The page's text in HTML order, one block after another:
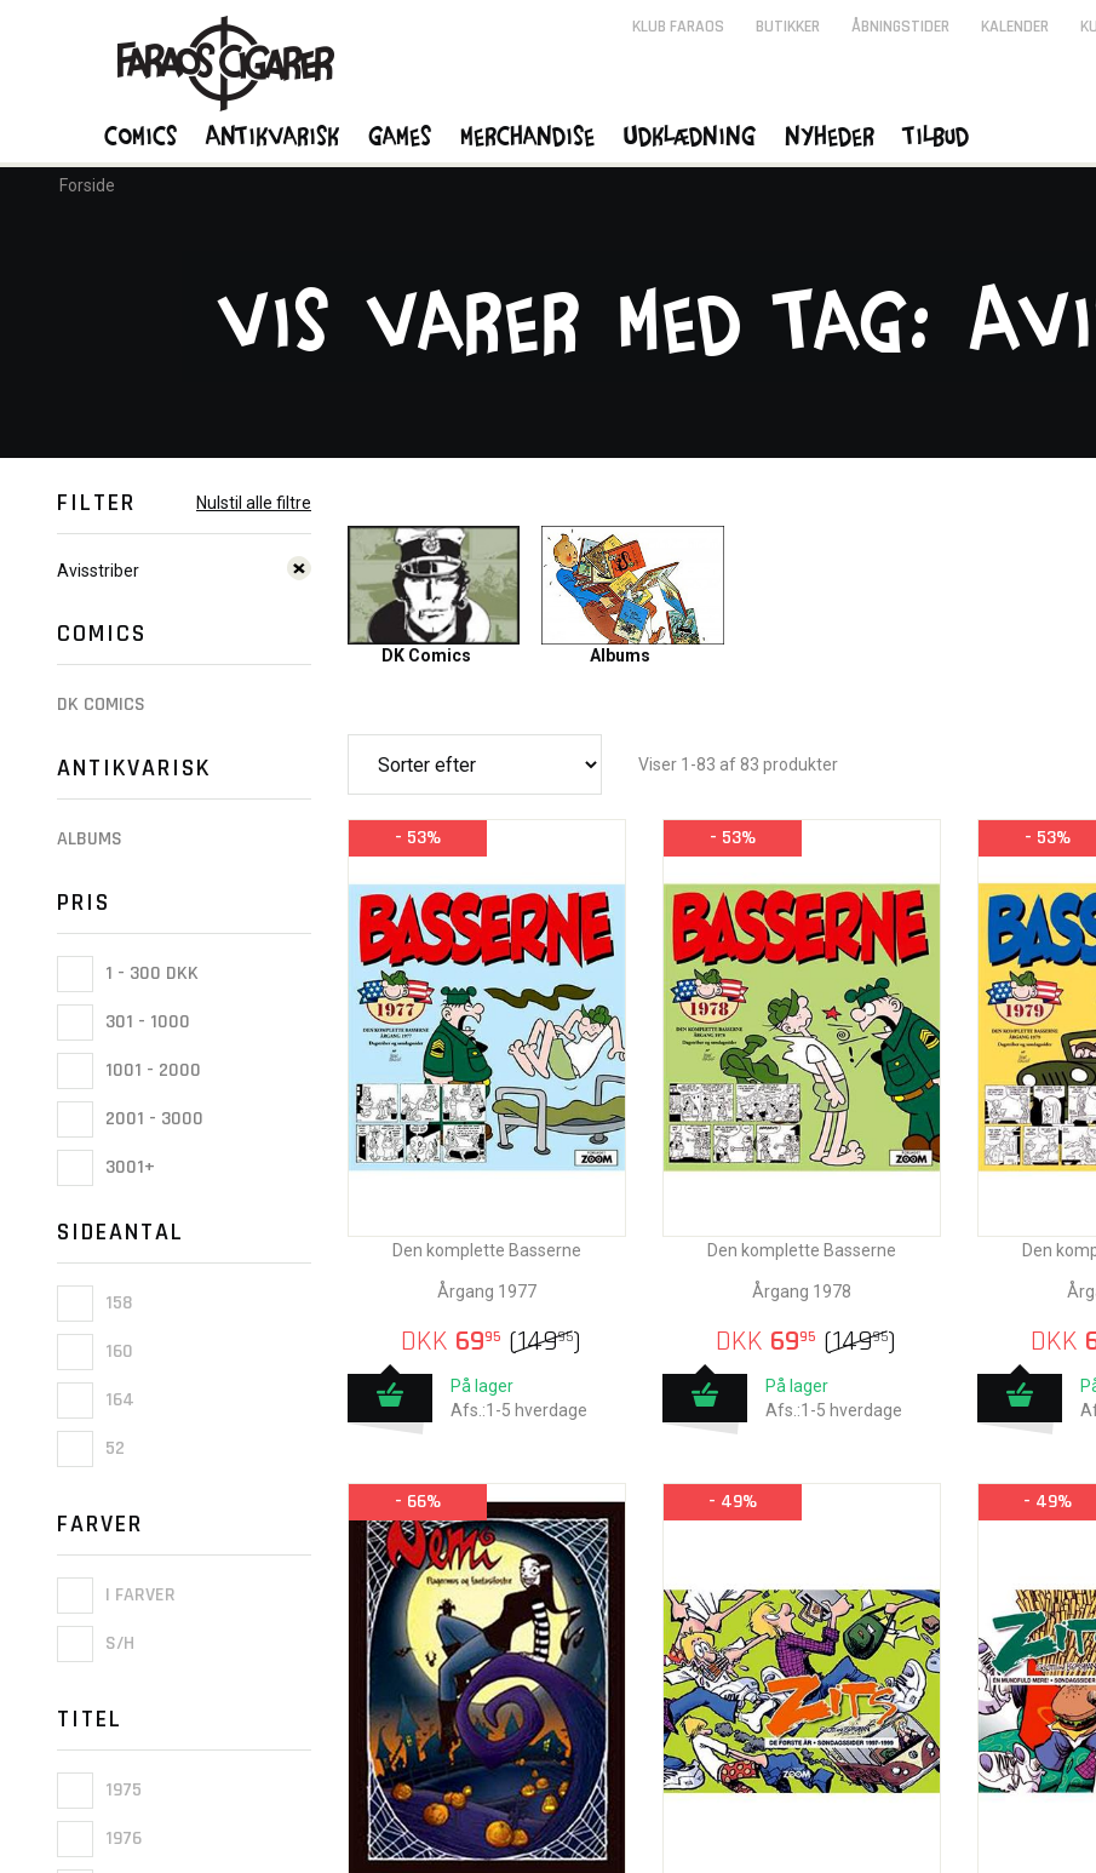
Forside
Vis varer med tag:
FILTER Nulstil alle filtre
Avisstriber
COMICS
DK COMICS
ANTIKVARISK
ALBUMS
PRIS
1 - 300 DKK
301 - 1000
1001 - 2000
2001 - 3000
3001+
SIDEANTAL
158
160
164
52
FARVER
I FARVER
S/H
TITEL
1975
1976
DK Comics Albums
Viser 1-83 af 83 produkter
- 53%
Den komplette Basserne
Årgang 1977
DKK 6995 (14995)
På lager
Afs.:1-5 hverdage
- 53%
Den komplette Basserne
Årgang 1978
DKK 6995 (14995)
På lager
Afs.:1-5 hverdage
- 53%
Den
DKK
- 66% - 49% - 49%
KLUB FARAOS BUTIKKER ÅBNINGSTIDER KALENDER
Comics Antikvarisk Games Merchandise Udklædning Nyheder Tilbud